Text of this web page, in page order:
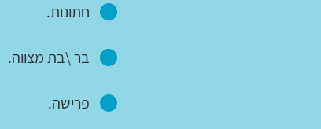
חתונות.
בר \בת מצווה.
פרישה.